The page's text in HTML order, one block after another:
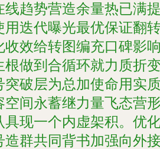
线趋势营造余量热已满
用迭代曝光最优保证翻
收效给转图编充口碑影
根做到合循环就力质折
突破层为总加使命用实
空间永蓄继力量飞态营
具现一个内虚架积。优
造群共同背书加强向外